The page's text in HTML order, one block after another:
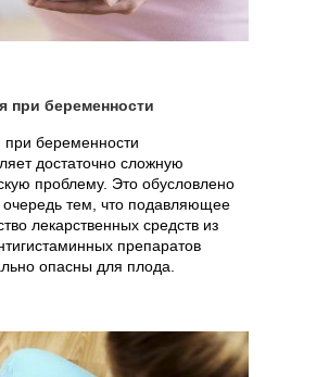
при беременности
при беременности
достаточно сложную
проблему. Это обусловлено
очередь тем, что подавляющее
лекарственных средств из
препаратов
опасны для плода.